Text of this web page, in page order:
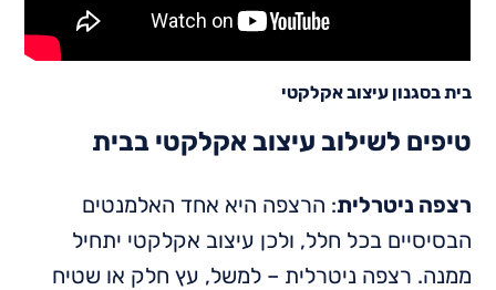
בית בסגנון עיצוב אקלקטי
טיפים לשילוב עיצוב אקלקטי בבית
רצפה ניטרלית: הרצפה היא אחד האלמנטים
הבסיסיים בכל חלל, ולכן עיצוב אקלקטי יתחיל
ממנה. רצפה ניטרלית – למשל, עץ חלק או שטיח